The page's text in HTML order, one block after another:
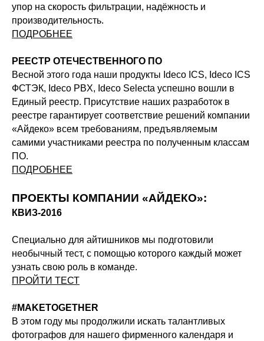
упор на скорость фильтрации, надёжность и
производительность.
ПОДРОБНЕЕ
РЕЕСТР ОТЕЧЕСТВЕННОГО ПО
Весной этого года наши продукты Ideco ICS, Ideco ICS
ФСТЭК, Ideco PBX, Ideco Selecta успешно вошли в
Единый реестр. Присутствие наших разработок в
реестре гарантирует соответствие решений компании
«Айдеко» всем требованиям, предъявляемым
самими участниками реестра по полученным классам
ПО.
ПОДРОБНЕЕ
ПРОЕКТЫ КОМПАНИИ «АЙДЕКО»:
КВИЗ-2016
Специально для айтишников мы подготовили
необычный тест, с помощью которого каждый может
узнать свою роль в команде.
ПРОЙТИ ТЕСТ
#MAKETOGETHER
В этом году мы продолжили искать талантливых
фотографов для нашего фирменного календаря и
+7 (800) 555-33-40
expert@ideco.ru
Клиентский сервис
Выбрать
интегратора
Ideco NGFW Novum
Сравнение версий
Прошлые ревизии ПАК
DNS Security в NGFW
Релизы Ideco
Информационная
безопасность в решениях
Ideco
Дорожная карта
620 066, Россия, г. Екатеринбург,
ул. Кулибина, 2
ИНН 6670208848
ООО «Айдеко»
Продукт развивается